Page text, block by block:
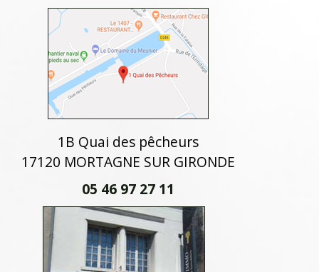
1B Quai des pêcheurs
17120 MORTAGNE SUR GIRONDE
05 46 97 27 11